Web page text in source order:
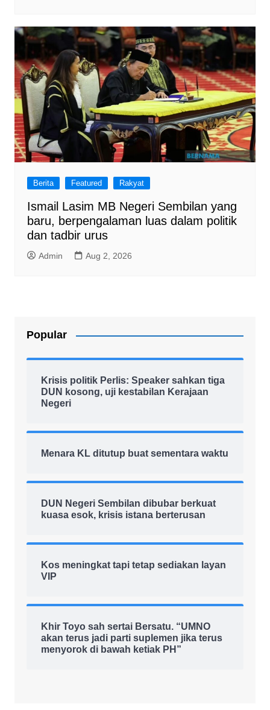
Berita Featured Rakyat
Ismail Lasim MB Negeri Sembilan yang
baru, berpengalaman luas dalam politik
dan tadbir urus
Admin Aug 2, 2026
Popular
Krisis politik Perlis: Speaker sahkan tiga
DUN kosong, uji kestabilan Kerajaan
Negeri
Menara KL ditutup buat sementara waktu
DUN Negeri Sembilan dibubar berkuat
kuasa esok, krisis istana berterusan
Kos meningkat tapi tetap sediakan layan
VIP
Khir Toyo sah sertai Bersatu. “UMNO
akan terus jadi parti suplemen jika terus
menyorok di bawah ketiak PH”